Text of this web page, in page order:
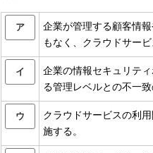
ア
企業が管理する顧客情
もなく、クラウドサービ
イ
企業の情報セキュリテ
る管理レベルとの不一致
ウ
クラウドサービスの利
施する。